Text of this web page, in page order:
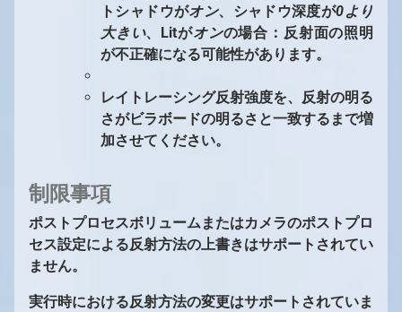
トシャドウがオン、シャドウ深度が0より
大きい、Litがオンの場合：反射面の照明
が不正確になる可能性があります。
レイトレーシング反射強度を、反射の明る
さがビラボードの明るさと一致するまで増
加させてください。
制限事項
ポストプロセスボリュームまたはカメラのポストプロ
セス設定による反射方法の上書きはサポートされてい
ません。
実行時における反射方法の変更はサポートされていま